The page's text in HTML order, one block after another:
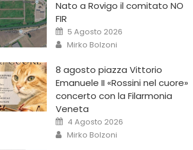
Nato a Rovigo il comitato NO
FIR
5 Agosto 2026
Mirko Bolzoni
8 agosto piazza Vittorio
Emanuele II «Rossini nel cuore»
concerto con la Filarmonia
Veneta
4 Agosto 2026
Mirko Bolzoni